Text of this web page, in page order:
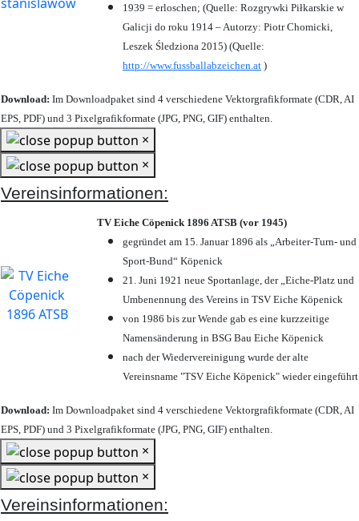
1939 = erloschen; (Quelle: Rozgrywki Piłkarskie w
Galicji do roku 1914 – Autorzy: Piotr Chomicki,
Leszek Śledziona 2015) (Quelle:
http://www.fussballabzeichen.at )
Download: Im Downloadpaket sind 4 verschiedene Vektorgrafikformate (CDR, AI
EPS, PDF) und 3 Pixelgrafikformate (JPG, PNG, GIF) enthalten.
×
×
Vereinsinformationen:
TV Eiche Cöpenick 1896 ATSB (vor 1945)
gegründet am 15. Januar 1896 als „Arbeiter-Turn- und
Sport-Bund“ Köpenick
21. Juni 1921 neue Sportanlage, der „Eiche-Platz und
Umbenennung des Vereins in TSV Eiche Köpenick
von 1986 bis zur Wende gab es eine kurzzeitige
Namensänderung in BSG Bau Eiche Köpenick
nach der Wiedervereinigung wurde der alte
Vereinsname "TSV Eiche Köpenick" wieder eingeführt
Download: Im Downloadpaket sind 4 verschiedene Vektorgrafikformate (CDR, AI
EPS, PDF) und 3 Pixelgrafikformate (JPG, PNG, GIF) enthalten.
×
×
Vereinsinformationen: